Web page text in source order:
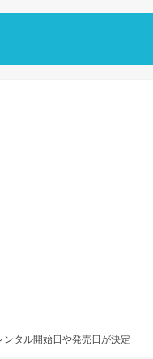
ンタル開始日や発売日が決定